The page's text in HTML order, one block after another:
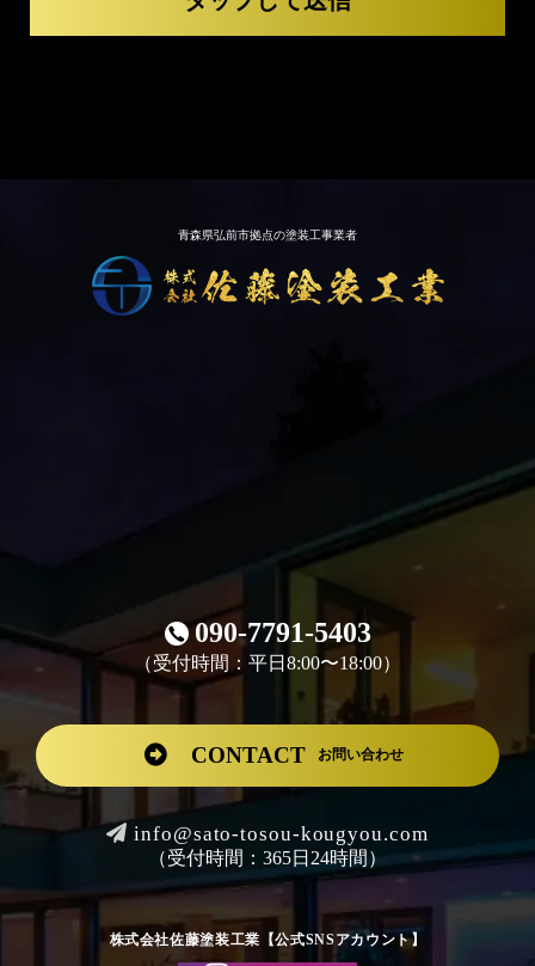
青森県弘前市拠点の塗装工事業者
090-7791-5403
（受付時間：平日8:00〜18:00）
CONTACT お問い合わせ
info@sato-tosou-kougyou.com
（受付時間：365日24時間）
株式会社佐藤塗装工業【公式SNSアカウント】